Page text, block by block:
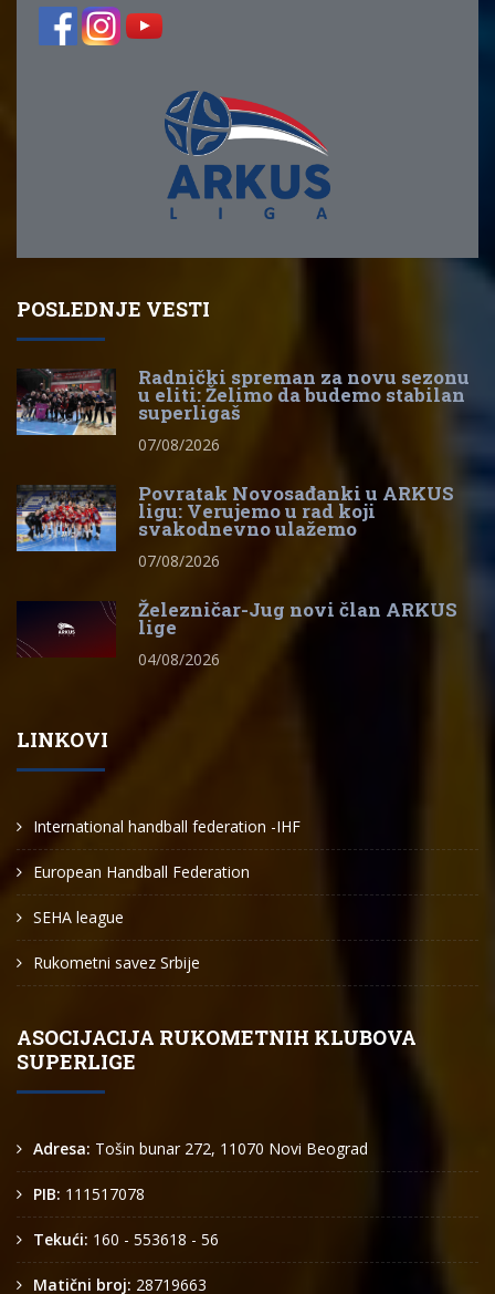
POSLEDNJE VESTI
Radnički spreman za novu sezonu
u eliti: Želimo da budemo stabilan
superligaš
07/08/2026
Povratak Novosađanki u ARKUS
ligu: Verujemo u rad koji
svakodnevno ulažemo
07/08/2026
Železničar-Jug novi član ARKUS
lige
04/08/2026
LINKOVI
International handball federation -IHF
European Handball Federation
SEHA league
Rukometni savez Srbije
ASOCIJACIJA RUKOMETNIH KLUBOVA
SUPERLIGE
Adresa: Tošin bunar 272, 11070 Novi Beograd
PIB: 111517078
Tekući: 160 - 553618 - 56
Matični broj: 28719663